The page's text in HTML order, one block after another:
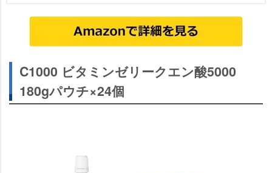
C1000 ビタミンゼリークエン酸5000
180gパウチ×24個